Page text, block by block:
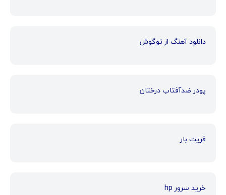
دانلود آهنگ از توگوش
پودر ضدآفتاب درختان
فریت بار
خرید سرور hp